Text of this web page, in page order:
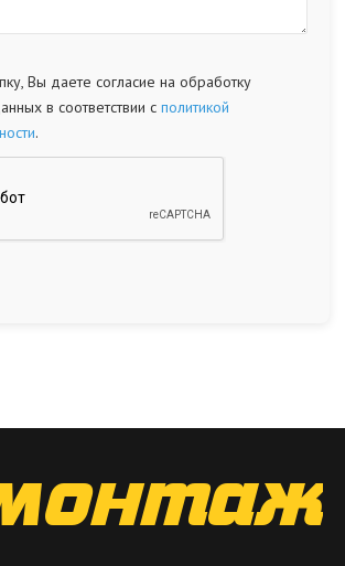
Вы даете согласие на обработку
в соответствии с политикой
.